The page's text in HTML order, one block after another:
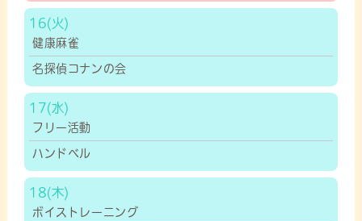
16
健康麻雀
名探偵コナンの会
17
フリー活動
ハンドベル
18
ボイストレーニング